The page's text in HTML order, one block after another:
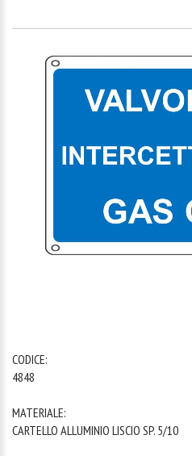
CODICE:
4848
MATERIALE:
CARTELLO ALLUMINIO LISCIO SP. 5/10